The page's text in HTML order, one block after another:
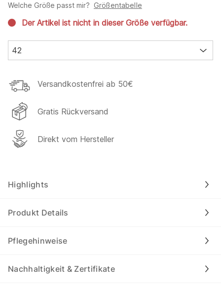
Welche Größe passt mir? Größentabelle
Der Artikel ist nicht in dieser Größe verfügbar.
42
Versandkostenfrei ab 50€
Gratis Rückversand
Direkt vom Hersteller
Highlights
Produkt Details
Pflegehinweise
Nachhaltigkeit & Zertifikate